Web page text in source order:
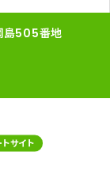
島505番地